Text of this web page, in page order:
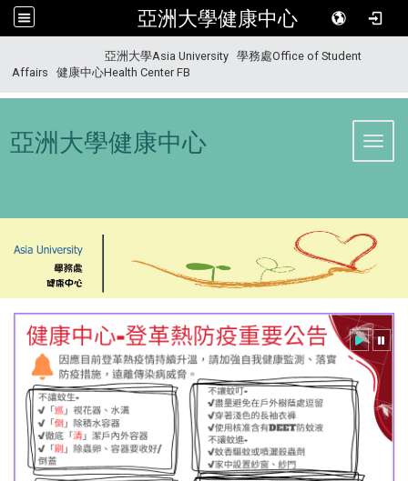
亞洲大學健康中心
亞洲大學Asia University
學務處Office of Student
Affairs
健康中心Health Center FB
亞洲大學健康中心